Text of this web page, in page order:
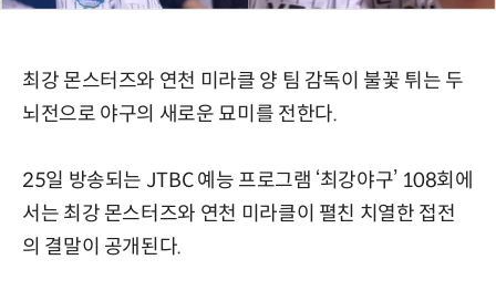
최강 몬스터즈와 연천 미라클 양 팀 감독이 불꽃 튀는 두
뇌전으로 야구의 새로운 묘미를 전한다.
25일 방송되는 JTBC 예능 프로그램 ‘최강야구’ 108회에
서는 최강 몬스터즈와 연천 미라클이 펼친 치열한 접전
의 결말이 공개된다.